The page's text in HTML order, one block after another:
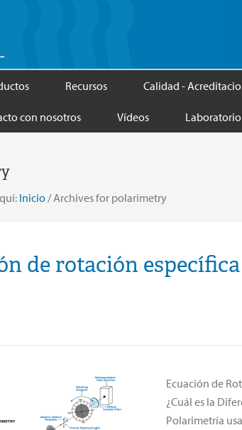
Recursos Calidad -
con nosotros Vídeos
Inicio /Archives for polarimetry
de rotación
Ecuación de
¿Cuál es la
Polarimetría